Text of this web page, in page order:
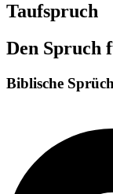
Taufspruch
Den Spruch
Biblische